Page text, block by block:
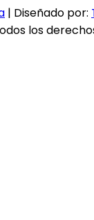
| Diseñado por:
los